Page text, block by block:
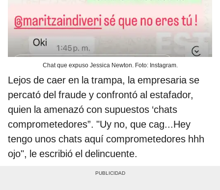
Chat que expuso Jessica Newton. Foto: Instagram.
Lejos de caer en la trampa, la empresaria se
percató del fraude y confrontó al estafador,
quien la amenazó con supuestos ‘chats
comprometedores”. "Uy no, que cag...Hey
tengo unos chats aquí comprometedores hhh
ojo", le escribió el delincuente.